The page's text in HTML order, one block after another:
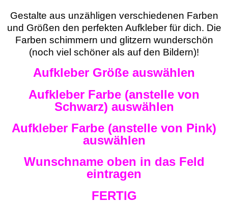
Gestalte aus unzähligen verschiedenen Farben
und Größen den perfekten Aufkleber für dich. Die
Farben schimmern und glitzern wunderschön
(noch viel schöner als auf den Bildern)!
Aufkleber Größe auswählen
Aufkleber Farbe (anstelle von
Schwarz) auswählen
Aufkleber Farbe (anstelle von Pink)
auswählen
Wunschname oben in das Feld
eintragen
FERTIG